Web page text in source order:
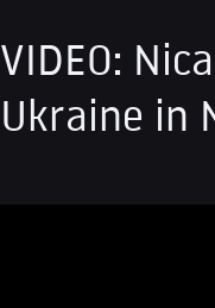
VIDEO:
Ukraine in